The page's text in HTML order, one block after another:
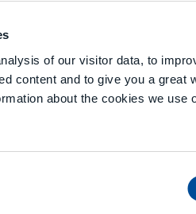
of our visitor data, to
content and to give you a great
about the cookies we use
und Effektivität zu
Automation der FFS-
integrierten Maschinen
ausschließlich MCM-
Auf einer noch
bestehend aus
zu einer möglichen